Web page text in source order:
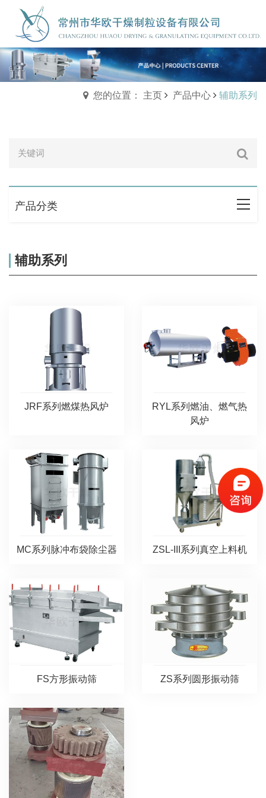
您的位置： 主页 产品中心 辅助系列
产品分类
辅助系列
JRF系列燃煤热风炉
RYL系列燃油、燃气热
风炉
MC系列脉冲布袋除尘器 ZSL-III系列真空上料机
FS方形振动筛 ZS系列圆形振动筛